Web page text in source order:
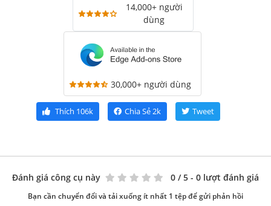
14,000+ người
dùng
30,000+ người dùng
Thích 106k Chia Sẻ2k Tweet
Đánh giá công cụ này 0 / 5 - 0 lượt đánh giá
Bạn cần chuyển đổi và tải xuống ít nhất 1 tệp để gửi phản hồi